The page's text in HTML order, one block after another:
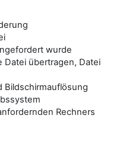
wurde
Datei übertragen, Datei
Bildschirmauflösung
Rechners